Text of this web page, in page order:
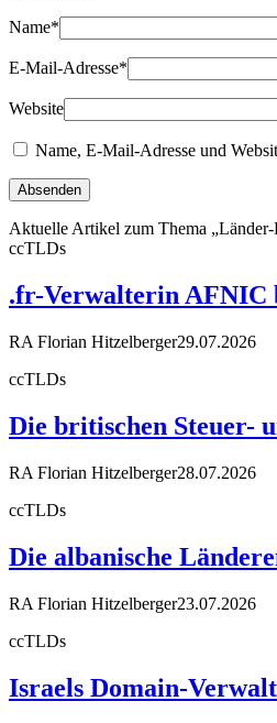
Name*
E-Mail-Adresse*
Website
Name, E-Mail-Adresse und
Aktuelle Artikel zum Thema
ccTLDs
.fr-Verwalterin AFNIC
RA Florian Hitzelberger29.07.2026
ccTLDs
Die britischen Steuer-
RA Florian Hitzelberger28.07.2026
ccTLDs
Die albanische
RA Florian Hitzelberger23.07.2026
ccTLDs
Israels Domain-